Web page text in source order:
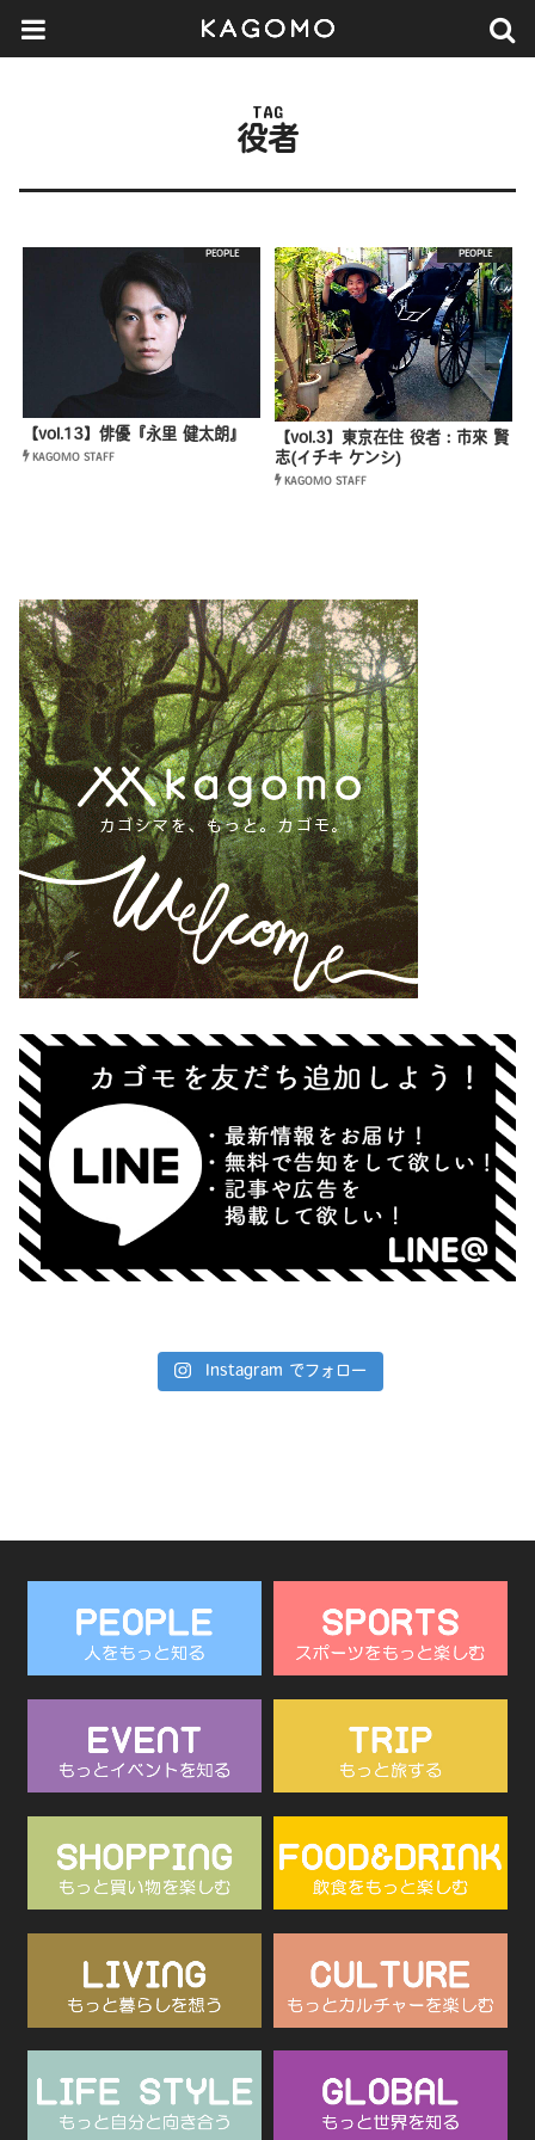
TAG
役者
PEOPLE
【vol.13】俳優『永里 健太朗』
KAGOMO STAFF
PEOPLE
【vol.3】東京在住 役者：市來 賢
志(イチキ ケンシ)
KAGOMO STAFF
Instagram でフォロー